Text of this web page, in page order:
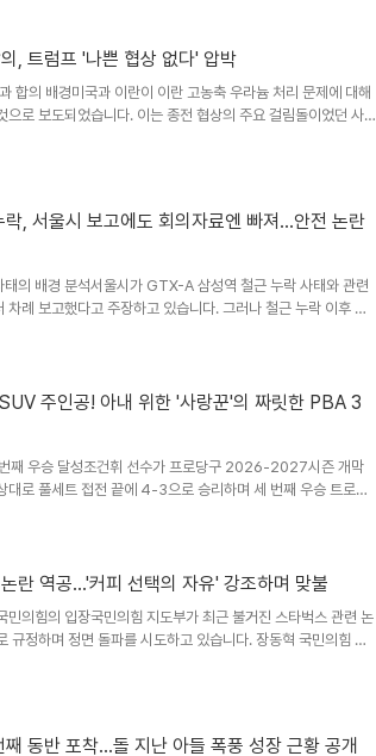
받을까 두려워합니다. 오은영 박사의 위로와 딸의 속마음오은영
러운 것이 아닌 생존의 훈장으로 여기라는 따뜻한 위로를 건넵니
, 트럼프 '나쁜 협상 없다' 압박
합의 배경미국과 이란이 이란 고농축 우라늄 처리 문제에 대해
으로 보도되었습니다. 이는 종전 협상의 주요 걸림돌이었던 사안
. 최종 합의에는 양국 최고 지도자의 승인 절차가 필요할 것으로
. 향후 협상 전망 및 국제 사회 반응호르무즈 해협 개방과 고농
사항에 대한 추가 협상이 필요할 것으로 보입니다. 국..
, 서울시 보고에도 회의자료엔 빠져…안전 논란
의 배경 분석서울시가 GTX-A 삼성역 철근 누락 사태와 관련
차례 보고했다고 주장하고 있습니다. 그러나 철근 누락 이후 열
보강공사 계획이 포함되지 않은 것으로 확인되었습니다. 이는 서
으로부터 입수한 회의자료에 따르면, 지난해 12월 관계기관 회
기둥 철근 누락 및 보강공사 계획이 명시되지 않았습니다. 해
레일, GTX-A 운영사 등이 삼성역 무정차 통과, 후속 궤도공사,
주인공! 아내 위한 '사랑꾼'의 짜릿한 PBA 3
째 우승 달성조건휘 선수가 프로당구 2026-2027시즌 개막
대로 풀세트 접전 끝에 4-3으로 승리하며 세 번째 우승 트로피
승으로 조건휘 선수는 누적 상금 4억 9550만원을 기록하며
으나, 조건휘 선수는 놀라운 집중력으로 3세트부터 반격을 시작
로 돌렸습니다. 이어진 5세트에서도 승리하며 세트스코어 3-..
란 역공…'커피 선택의 자유' 강조하며 맞불
민의힘의 입장국민의힘 지도부가 최근 불거진 스타벅스 관련 논
규정하며 정면 돌파를 시도하고 있습니다. 장동혁 국민의힘 대
을 문제 삼으려면 5·18을 방패로 삼는 후보도 사퇴해야 한다고
째 동반 포착…돌 지난 아들 폭풍 성장 근황 공개